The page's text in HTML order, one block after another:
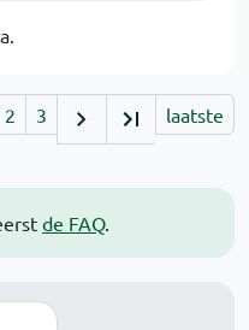
de FAQ.
2 3 laatste